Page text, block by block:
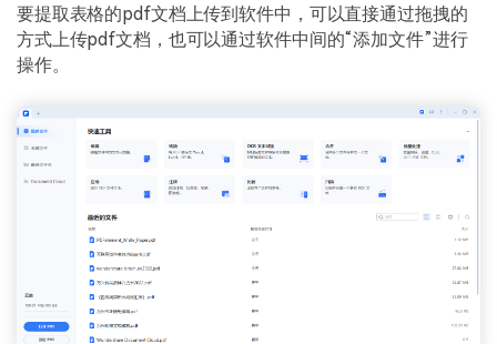
要提取表格的pdf文档上传到软件中，可以直接通过拖拽的
方式上传pdf文档，也可以通过软件中间的“添加文件”进行
操作。